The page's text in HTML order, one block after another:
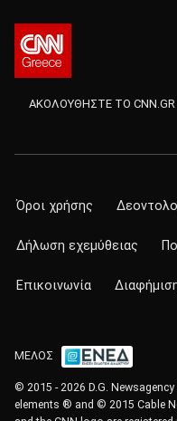
ΑΚΟΛΟΥΘΗΣΤΕ ΤΟ CNN.GR
Όροι χρήσης
Δήλωση εχεμύθειας
Επικοινωνία
ΜΕΛΟΣ
© 2015 - 2026 D.G.
elements ® and © 2015 Cable